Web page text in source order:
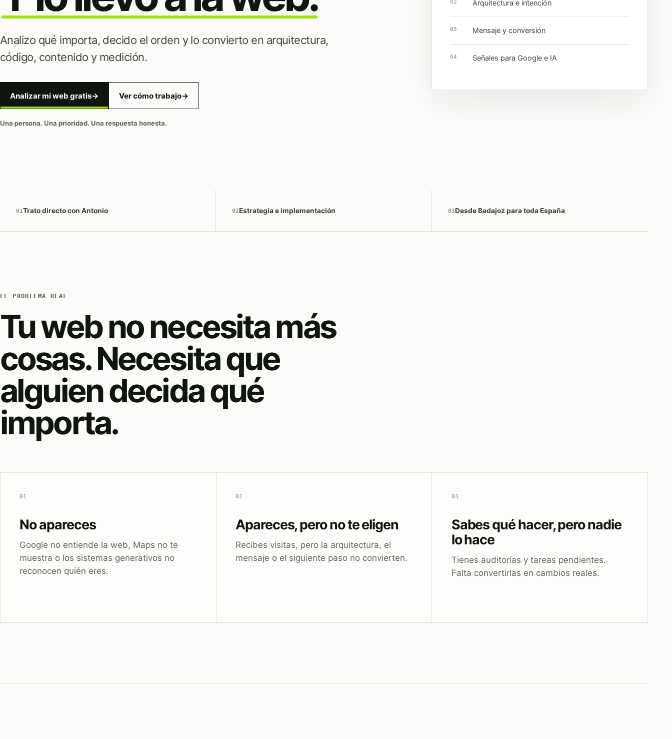
Analizo qué importa, decido el orden y lo convierto en arquitectura,
código, contenido y medición.
Analizar mi web gratis→ Ver cómo trabajo→
Una persona. Una prioridad. Una respuesta honesta.
02 Arquitectura e intención
03 Mensaje y conversión
04 Señales para Google e IA
01Trato directo con Antonio 02Estrategia e implementación 03Desde Badajoz para toda España
EL PROBLEMA REAL
Tu web no necesita más
cosas. Necesita que
alguien decida qué
importa.
01
No apareces
Google no entiende la web, Maps no te
muestra o los sistemas generativos no
reconocen quién eres.
02
Apareces, pero no te eligen
Recibes visitas, pero la arquitectura, el
mensaje o el siguiente paso no convierten.
03
Sabes qué hacer, pero nadie
lo hace
Tienes auditorías y tareas pendientes.
Falta convertirlas en cambios reales.